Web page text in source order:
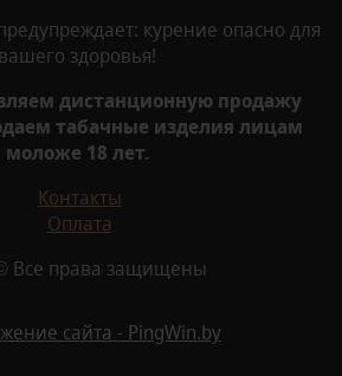
курение опасно для
вашего здоровья!
дистанционную продажу
табачные изделия лицам
моложе 18 лет.
Контакты
Оплата
Все права защищены
сайта - PingWin.by